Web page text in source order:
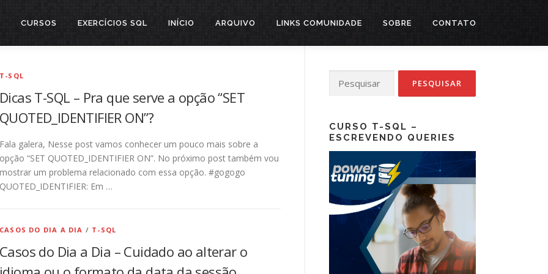
CURSOS EXERCÍCIOS SQL INÍCIO ARQUIVO LINKS COMUNIDADE SOBRE CONTATO
T-SQL
Dicas T-SQL – Pra que serve a opção “SET
QUOTED_IDENTIFIER ON”?
Fala galera, Nesse post vamos conhecer um pouco mais sobre a
opção “SET QUOTED_IDENTIFIER ON”. No próximo post também vou
mostrar um problema relacionado com essa opção. #gogogo
QUOTED_IDENTIFIER: Em …
CASOS DO DIA A DIA / T-SQL
Casos do Dia a Dia – Cuidado ao alterar o
por:
CURSO T-SQL –
ESCREVENDO QUERIES